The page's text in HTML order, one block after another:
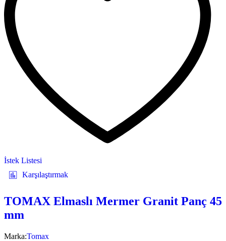
İstek Listesi
Karşılaştırmak
TOMAX Elmaslı Mermer Granit Panç 45
mm
Marka:Tomax